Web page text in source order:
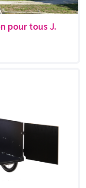
pour tous J.